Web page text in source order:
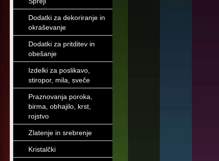
Dodatki za dekoriranje in
okraševanje
Dodatki za pritditev in
obešanje
Izdelki za poslikavo,
stiropor, mila, sveče
Praznovanja poroka,
birma, obhajilo, krst,
rojstvo
Zlatenje in srebrenje
Kristalčki